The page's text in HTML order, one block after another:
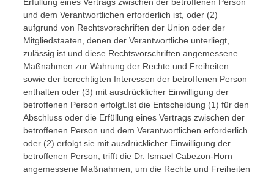
Erfüllung eines Vertrags zwischen der betroffenen Person
und dem Verantwortlichen erforderlich ist, oder (2)
aufgrund von Rechtsvorschriften der Union oder der
Mitgliedstaaten, denen der Verantwortliche unterliegt,
zulässig ist und diese Rechtsvorschriften angemessene
Maßnahmen zur Wahrung der Rechte und Freiheiten
sowie der berechtigten Interessen der betroffenen Person
enthalten oder (3) mit ausdrücklicher Einwilligung der
betroffenen Person erfolgt.Ist die Entscheidung (1) für den
Abschluss oder die Erfüllung eines Vertrags zwischen der
betroffenen Person und dem Verantwortlichen erforderlich
oder (2) erfolgt sie mit ausdrücklicher Einwilligung der
betroffenen Person, trifft die Dr. Ismael Cabezon-Horn
angemessene Maßnahmen, um die Rechte und Freiheiten